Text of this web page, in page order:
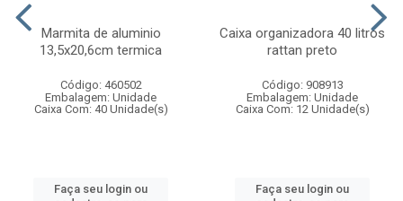
Marmita de aluminio
13,5x20,6cm termica
Código: 460502
Embalagem: Unidade
Caixa Com: 40 Unidade(s)
Faça seu login ou
Caixa organizadora 40 litros
rattan preto
Código: 908913
Embalagem: Unidade
Caixa Com: 12 Unidade(s)
Faça seu login ou